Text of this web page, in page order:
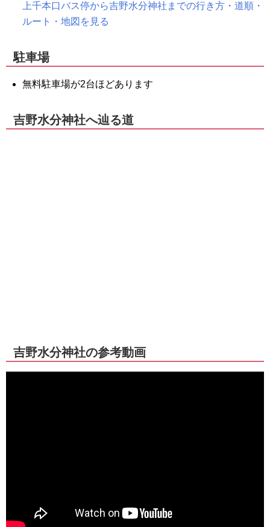
上千本口バス停から吉野水分神社までの行き方・道順・
ルート・地図を見る
駐車場
無料駐車場が2台ほどあります
吉野水分神社へ辿る道
吉野水分神社の参考動画